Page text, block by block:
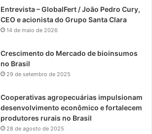
Entrevista – GlobalFert / João Pedro Cury,
CEO e acionista do Grupo Santa Clara
14 de maio de 2026
Crescimento do Mercado de bioinsumos
no Brasil
29 de setembro de 2025
Cooperativas agropecuárias impulsionam
desenvolvimento econômico e fortalecem
produtores rurais no Brasil
28 de agosto de 2025